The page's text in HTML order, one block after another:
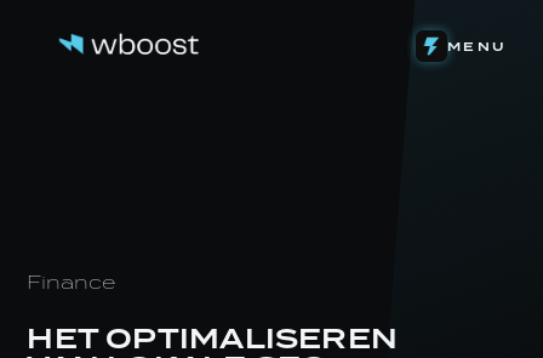
MENU
Finance
HET OPTIMALISEREN